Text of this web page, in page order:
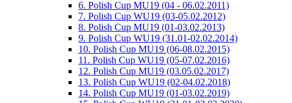
6. Polish Cup MU19 (04 - 06.02.2011)
7. Polish Cup WU19 (03-05.02.2012)
8. Polish Cup MU19 (01-03.02.2013)
9. Polish Cup WU19 (31.01-02.02.2014)
10. Polish Cup MU19 (06-08.02.2015)
11. Polish Cup WU19 (05-07.02.2016)
12. Polish Cup MU19 (03.05.02.2017)
13. Polish Cup WU19 (02-04.02.2018)
14. Polish Cup MU19 (01-03.02.2019)